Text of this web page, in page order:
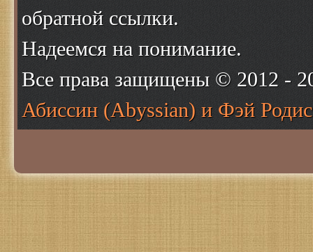
обратной ссылки.
Надеемся на понимание.
Все права защищены © 2012 -
Абиссин (Abyssian) и Фэй